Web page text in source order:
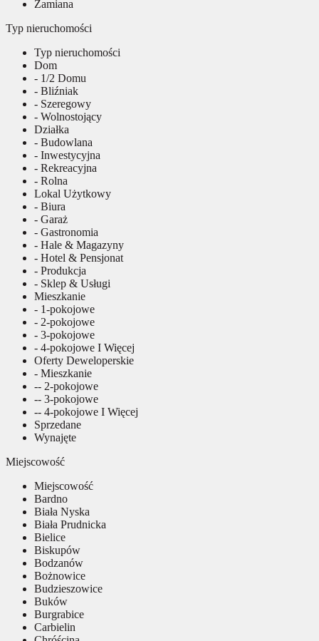
Zamiana
Typ nieruchomości
Typ nieruchomości
Dom
- 1/2 Domu
- Bliźniak
- Szeregowy
- Wolnostojący
Działka
- Budowlana
- Inwestycyjna
- Rekreacyjna
- Rolna
Lokal Użytkowy
- Biura
- Garaż
- Gastronomia
- Hale & Magazyny
- Hotel & Pensjonat
- Produkcja
- Sklep & Usługi
Mieszkanie
- 1-pokojowe
- 2-pokojowe
- 3-pokojowe
- 4-pokojowe I Więcej
Oferty Deweloperskie
- Mieszkanie
-- 2-pokojowe
-- 3-pokojowe
-- 4-pokojowe I Więcej
Sprzedane
Wynajęte
Miejscowość
Miejscowość
Bardno
Biała Nyska
Biała Prudnicka
Bielice
Biskupów
Bodzanów
Bożnowice
Budzieszowice
Buków
Burgrabice
Carbielin